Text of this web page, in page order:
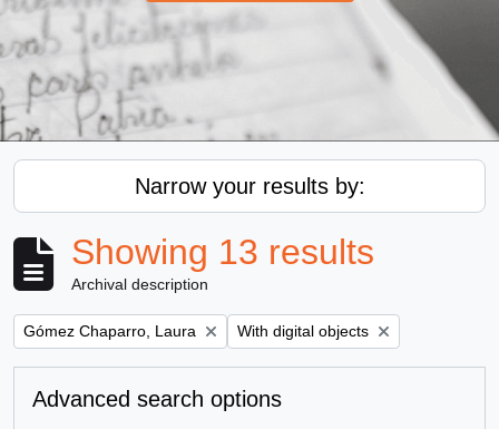
Narrow your results by:
Showing 13 results
Archival description
Remove filter:
Gómez Chaparro, Laura Remove filter:
With digital objects
Advanced search options